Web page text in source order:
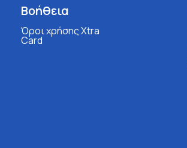
Βοήθεια
Όροι χρήσης Xtra
Card